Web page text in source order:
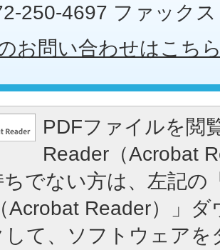
250-4697 ファック
お問い合わせはこち
PDFファイルを閲
Reader（Acrobat
でない方は、左記の
Acrobat Reader）」
して、ソフトウェア